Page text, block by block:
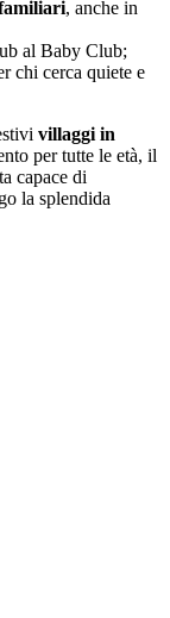
, anche in
al Baby Club;
chi cerca quiete e
villaggi in
per tutte le età, il
capace di
la splendida